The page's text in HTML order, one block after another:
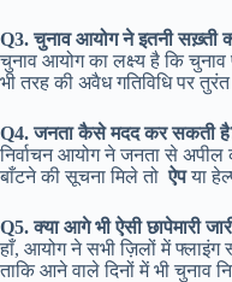
Q3. चुनाव आयोग ने इतनी सख़्ती
चुनाव आयोग का लक्ष्य है कि चुनाव
भी तरह की अवैध गतिविधि पर तुरंत
Q4. जनता कैसे मदद कर सकती
निर्वाचन आयोग ने जनता से अपील
बाँटने की सूचना मिले तो ऐपया
Q5. क्या आगे भी ऐसी छापेमारी
हाँ, आयोग ने सभी ज़िलों में फ्लाइंग
ताकि आने वाले दिनों में भी चुनाव